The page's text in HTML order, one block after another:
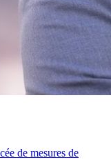
de mesures de